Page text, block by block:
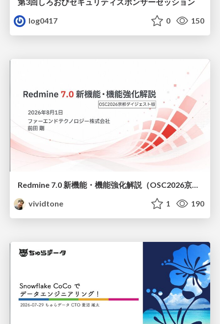
log0417
0 150
Redmine 7.0 新機能・機能強化解説（OSC2026京都ダイジェスト版）
vividtone
1 190